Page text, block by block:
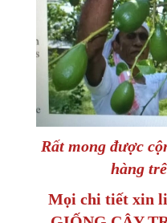
Rất mong được
hàng
Mọi chi tiết xin